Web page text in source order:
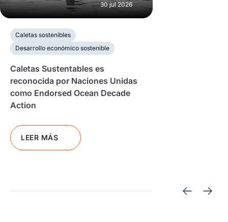
30 jul 2026
Caletas sostenibles
Desarrollo económico sostenible
Caletas Sustentables es
reconocida por Naciones Unidas
como Endorsed Ocean Decade
Action
LEER MÁS